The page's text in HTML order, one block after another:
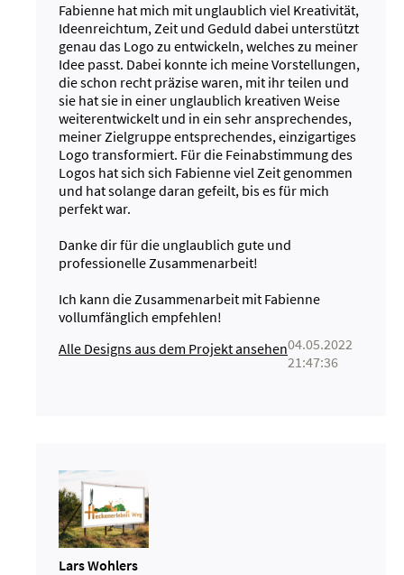
Fabienne hat mich mit unglaublich viel Kreativität,
Ideenreichtum, Zeit und Geduld dabei unterstützt
genau das Logo zu entwickeln, welches zu meiner
Idee passt. Dabei konnte ich meine Vorstellungen,
die schon recht präzise waren, mit ihr teilen und
sie hat sie in einer unglaublich kreativen Weise
weiterentwickelt und in ein sehr ansprechendes,
meiner Zielgruppe entsprechendes, einzigartiges
Logo transformiert. Für die Feinabstimmung des
Logos hat sich sich Fabienne viel Zeit genommen
und hat solange daran gefeilt, bis es für mich
perfekt war.
Danke dir für die unglaublich gute und
professionelle Zusammenarbeit!
Ich kann die Zusammenarbeit mit Fabienne
vollumfänglich empfehlen!
Alle Designs aus dem Projekt ansehen04.05.2022
21:47:36
Lars Wohlers